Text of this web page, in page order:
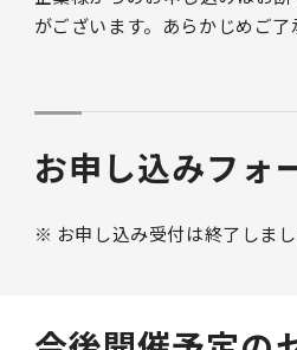
がございます。あらかじめご了
お申し込みフォ
※ お申し込み受付は終了しまし